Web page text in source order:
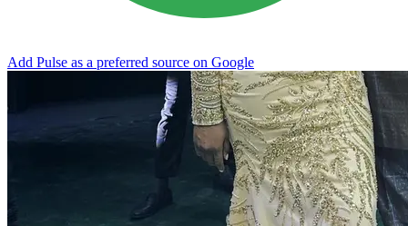
Add Pulse as a preferred source on Google